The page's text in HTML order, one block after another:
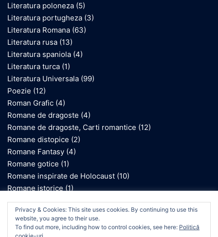
Literatura poloneza (5)
Literatura portugheza (3)
Literatura Romana (63)
Literatura rusa (13)
Literatura spaniola (4)
Literatura turca (1)
Literatura Universala (99)
Poezie (12)
Roman Grafic (4)
Romane de dragoste (4)
Romane de dragoste, Carti romantice (12)
Romane distopice (2)
Romane Fantasy (4)
Romane gotice (1)
Romane inspirate de Holocaust (10)
Romane istorice (1)
Romane SF (2)
We use cookies on our website to give you the most
relevant experience by remembering your preferences
and repeat visits. By clicking “Accept”, you consent to the
use of ALL the cookies.
Privacy & Cookies: This site uses cookies. By continuing to use this
website, you agree to their use.
To find out more, including how to control cookies, see here: Politică